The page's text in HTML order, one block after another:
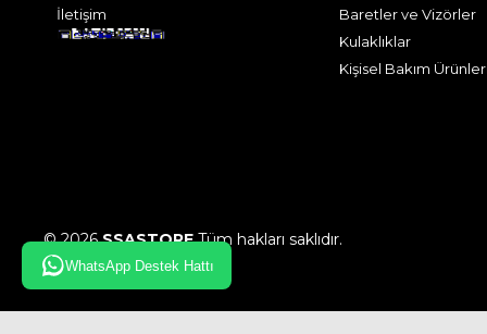
İletişim
Baretler ve Vizörler
Kulaklıklar
Kişisel Bakım
© 2026SSASTORETüm hakları saklıdır.
WhatsApp Destek Hattı